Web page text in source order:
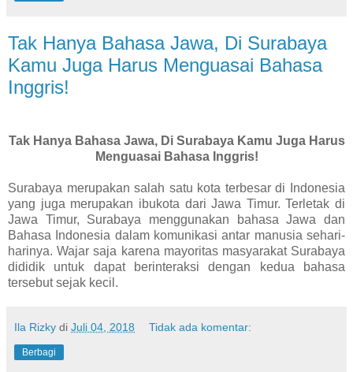
Tak Hanya Bahasa Jawa, Di Surabaya
Kamu Juga Harus Menguasai Bahasa
Inggris!
Tak Hanya Bahasa Jawa, Di Surabaya Kamu Juga Harus
Menguasai Bahasa Inggris!
Surabaya merupakan salah satu kota terbesar di Indonesia
yang juga merupakan ibukota dari Jawa Timur. Terletak di
Jawa Timur, Surabaya menggunakan bahasa Jawa dan
Bahasa Indonesia dalam komunikasi antar manusia sehari-
harinya. Wajar saja karena mayoritas masyarakat Surabaya
dididik untuk dapat berinteraksi dengan kedua bahasa
tersebut sejak kecil.
Ila Rizky di Juli 04, 2018 Tidak ada komentar:
Berbagi